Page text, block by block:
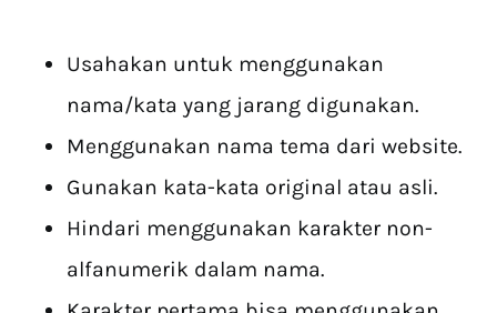
Usahakan untuk menggunakan
nama/kata yang jarang digunakan.
Menggunakan nama tema dari website.
Gunakan kata-kata original atau asli.
Hindari menggunakan karakter non-
alfanumerik dalam nama.